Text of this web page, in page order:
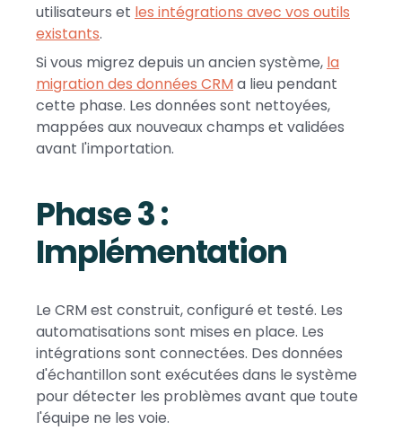
utilisateurs et les intégrations avec vos outils
existants.
Si vous migrez depuis un ancien système, la
migration des données CRMa lieu pendant
cette phase. Les données sont nettoyées,
mappées aux nouveaux champs et validées
avant l'importation.
Phase 3 :
Implémentation
Le CRM est construit, configuré et testé. Les
automatisations sont mises en place. Les
intégrations sont connectées. Des données
d'échantillon sont exécutées dans le système
pour détecter les problèmes avant que toute
l'équipe ne les voie.